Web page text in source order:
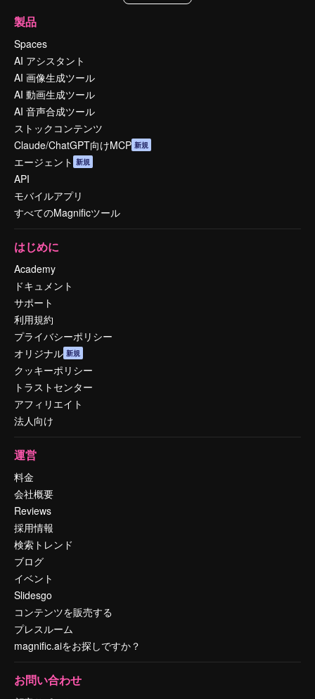
製品
Spaces
AI アシスタント
AI 画像生成ツール
AI 動画生成ツール
AI 音声合成ツール
ストックコンテンツ
Claude/ChatGPT向けMCP 新規
エージェント 新規
API
モバイルアプリ
すべてのMagnificツール
はじめに
Academy
ドキュメント
サポート
利用規約
プライバシーポリシー
オリジナル 新規
クッキーポリシー
トラストセンター
アフィリエイト
法人向け
運営
料金
会社概要
Reviews
採用情報
検索トレンド
ブログ
イベント
Slidesgo
コンテンツを販売する
プレスルーム
magnific.aiをお探しですか？
お問い合わせ